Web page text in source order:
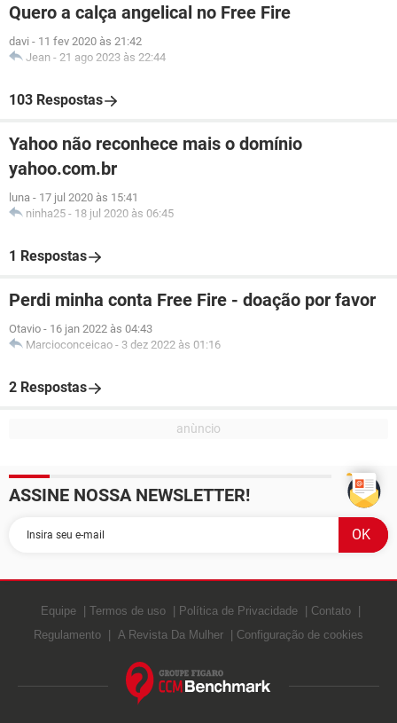
Quero a calça angelical no Free Fire
davi - 11 fev 2020 às 21:42
Jean - 21 ago 2023 às 22:44
103 Respostas
Yahoo não reconhece mais o domínio
yahoo.com.br
luna - 17 jul 2020 às 15:41
ninha25 - 18 jul 2020 às 06:45
1 Respostas
Perdi minha conta Free Fire - doação por favor
Otavio - 16 jan 2022 às 04:43
Marcioconceicao - 3 dez 2022 às 01:16
2 Respostas
ASSINE NOSSA NEWSLETTER!
Equipe Termos de uso Política de Privacidade
Contato
Regulamento
A Revista Da Mulher Configuração de cookies